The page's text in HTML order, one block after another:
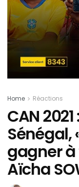
Home Réactions
CAN
Sénégal,
gagner à
Aïcha